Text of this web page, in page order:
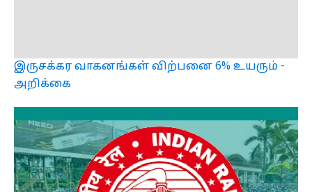
இருசக்கர வாகனங்கள் விற்பனை 6% உயரும் -
அறிக்கை